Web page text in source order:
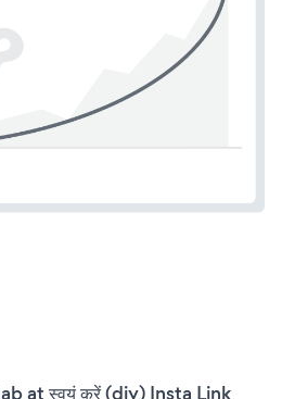
at स्वयं करें (diy) Insta Link